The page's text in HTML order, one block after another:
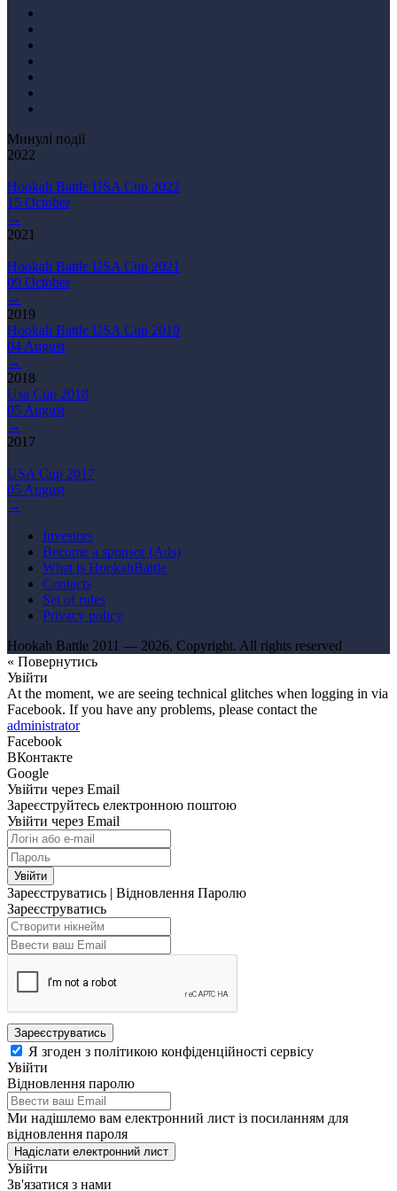
Минулі події
2022
Hookah Battle USA Cup 2022
15 October
→
2021
Hookah Battle USA Cup 2021
09 October
→
2019
Hookah Battle USA Cup 2019
04 August
→
2018
Usa Cup 2018
05 August
→
2017
USA Cup 2017
05 August
→
Investors
Become a sponsor (Ads)
What is HookahBattle
Contacts
Set of rules
Privacy policy
Hookah Battle 2011 — 2026, Copyright. All rights reserved
« Повернутись
Увійти
At the moment, we are seeing technical glitches when logging in via
Facebook. If you have any problems, please contact the
administrator
Facebook
ВКонтакте
Google
Увійти через Email
Зареєструйтесь електронною поштою
Увійти через Email
Увійти
Зареєструватись | Відновлення Паролю
Зареєструватись
Зареєструватись
Я згоден з політикою конфіденційності сервісу
Увійти
Відновлення паролю
Ми надішлемо вам електронний лист із посиланням для
відновлення пароля
Надіслати електронний лист
Увійти
Зв'язатися з нами